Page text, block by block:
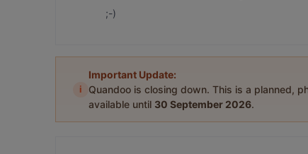
;-)
i
Important Update:
Quandoo is closing down. This is a planned,
available until 30 September 2026.